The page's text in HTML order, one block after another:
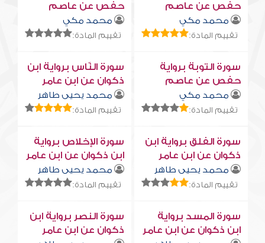
حفص عن عاصم
محمد مكي
تقييم المادة:
حفص عن عاصم
محمد مكي
تقييم المادة:
سورة التوبة برواية
حفص عن عاصم
محمد مكي
تقييم المادة:
سورة النّاس برواية ابن
ذكوان عن ابن عامر
محمد يحيى طاهر
تقييم المادة:
سورة الفلق برواية ابن
ذكوان عن ابن عامر
محمد يحيى طاهر
تقييم المادة:
سورة الإخلاص برواية
ابن ذكوان عن ابن عامر
محمد يحيى طاهر
تقييم المادة:
سورة المسد برواية
ابن ذكوان عن ابن عامر
سورة النصر برواية ابن
ذكوان عن ابن عامر